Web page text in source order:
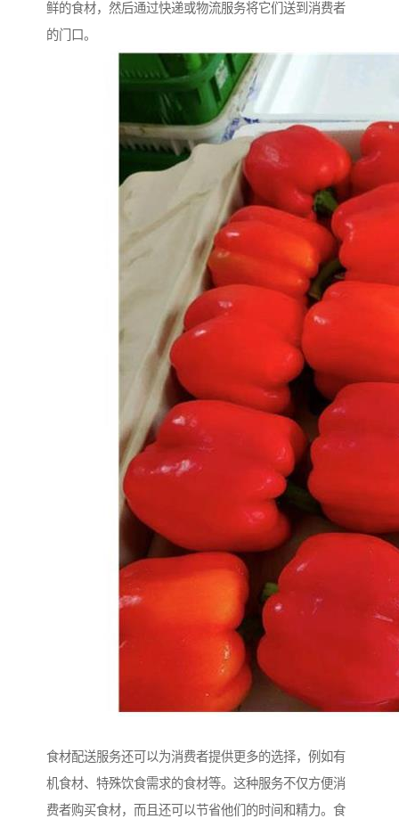
鲜的食材，然后通过快递或物流服务将它们送到消费者
的门口。
食材配送服务还可以为消费者提供更多的选择，例如有
机食材、特殊饮食需求的食材等。这种服务不仅方便消
费者购买食材，而且还可以节省他们的时间和精力。食